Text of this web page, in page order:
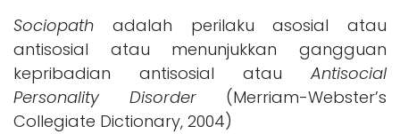
Sociopath adalah perilaku asosial atau
antisosial atau menunjukkan gangguan
kepribadian antisosial atau Antisocial
Personality Disorder(Merriam-Webster’s
Collegiate Dictionary, 2004)